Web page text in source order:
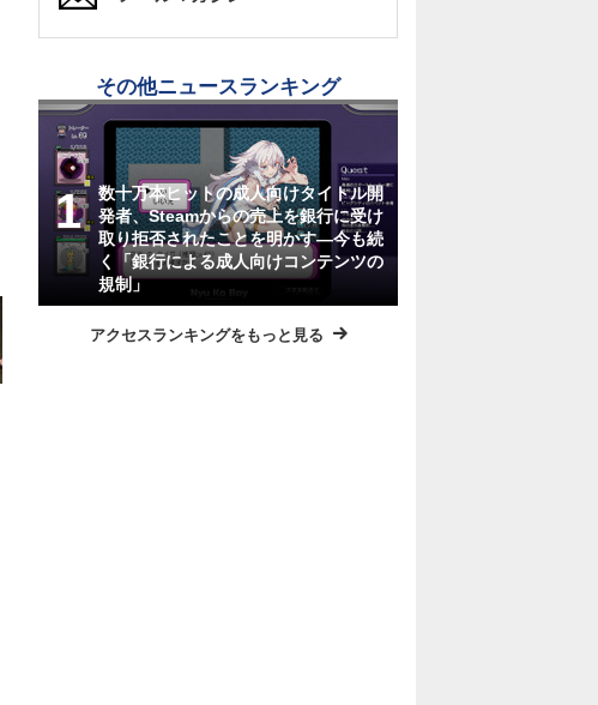
その他ニュースランキング
数十万本ヒットの成人向けタイトル開
発者、Steamからの売上を銀行に受け
取り拒否されたことを明かす―今も続
く「銀行による成人向けコンテンツの
規制」
アクセスランキングをもっと見る